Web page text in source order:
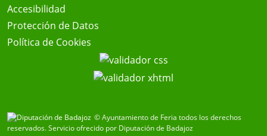
Accesibilidad
Protección de Datos
Política de Cookies
© Ayuntamiento de Feria todos los derechos
reservados.Servicio ofrecido por Diputación de Badajoz